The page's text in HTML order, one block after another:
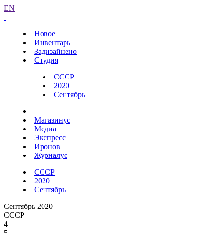
EN
Новое
Инвентарь
Задизайнено
Студия
СССР
2020
Сентябрь
Магазинус
Медиа
Экспресс
Иронов
Журналус
СССР
2020
Сентябрь
Сентябрь 2020
СССР
4